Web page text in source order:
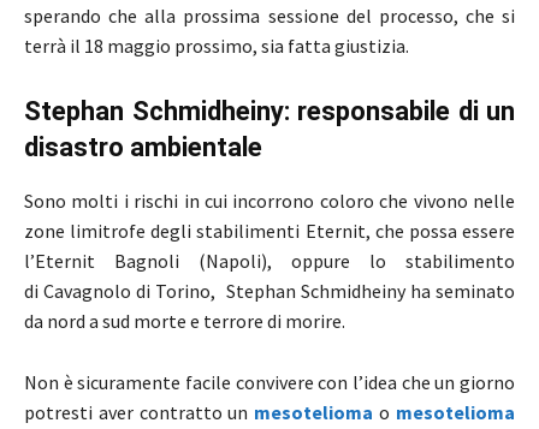
sperando che alla prossima sessione del processo, che si
terrà il 18 maggio prossimo, sia fatta giustizia.
Stephan Schmidheiny: responsabile di un
disastro ambientale
Sono molti i rischi in cui incorrono coloro che vivono nelle
zone limitrofe degli stabilimenti Eternit, che possa essere
l’Eternit Bagnoli (Napoli), oppure lo stabilimento
di Cavagnolo di Torino, Stephan Schmidheiny ha seminato
da nord a sud morte e terrore di morire.
Non è sicuramente facile convivere con l’idea che un giorno
potresti aver contratto un mesotelioma o mesotelioma